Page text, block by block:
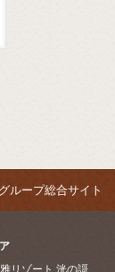
リゾート 洸の謌
ループ総合サイト